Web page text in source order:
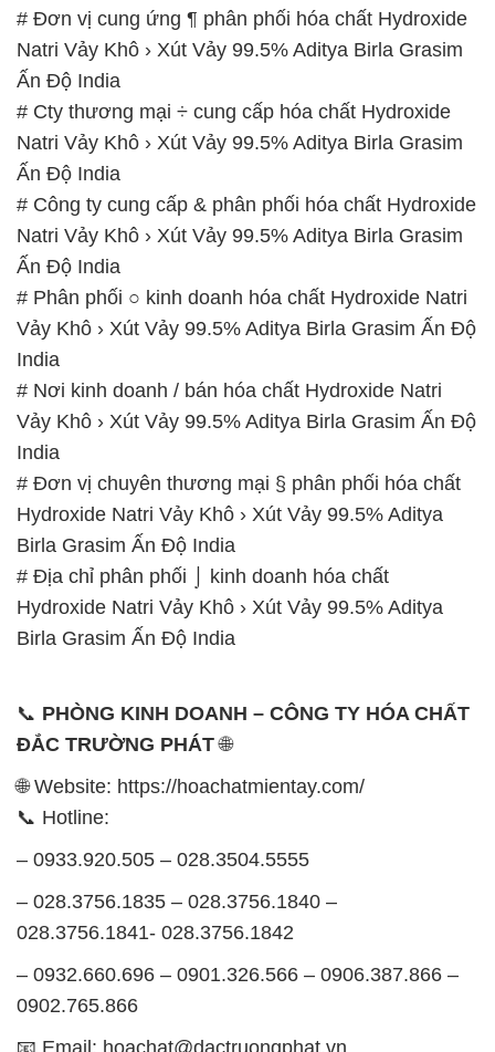
# Đơn vị cung ứng ¶ phân phối hóa chất Hydroxide
Natri Vảy Khô › Xút Vảy 99.5% Aditya Birla Grasim
Ấn Độ India
# Cty thương mại ÷ cung cấp hóa chất Hydroxide
Natri Vảy Khô › Xút Vảy 99.5% Aditya Birla Grasim
Ấn Độ India
# Công ty cung cấp & phân phối hóa chất Hydroxide
Natri Vảy Khô › Xút Vảy 99.5% Aditya Birla Grasim
Ấn Độ India
# Phân phối ○ kinh doanh hóa chất Hydroxide Natri
Vảy Khô › Xút Vảy 99.5% Aditya Birla Grasim Ấn Độ
India
# Nơi kinh doanh / bán hóa chất Hydroxide Natri
Vảy Khô › Xút Vảy 99.5% Aditya Birla Grasim Ấn Độ
India
# Đơn vị chuyên thương mại § phân phối hóa chất
Hydroxide Natri Vảy Khô › Xút Vảy 99.5% Aditya
Birla Grasim Ấn Độ India
# Địa chỉ phân phối ⌡ kinh doanh hóa chất
Hydroxide Natri Vảy Khô › Xút Vảy 99.5% Aditya
Birla Grasim Ấn Độ India
📞 PHÒNG KINH DOANH – CÔNG TY HÓA CHẤT
ĐẮC TRƯỜNG PHÁT🌐
🌐 Website: https://hoachatmientay.com/
📞 Hotline:
– 0933.920.505 – 028.3504.5555
– 028.3756.1835 – 028.3756.1840 –
028.3756.1841- 028.3756.1842
– 0932.660.696 – 0901.326.566 – 0906.387.866 –
0902.765.866
📧 Email: hoachat@dactruongphat.vn